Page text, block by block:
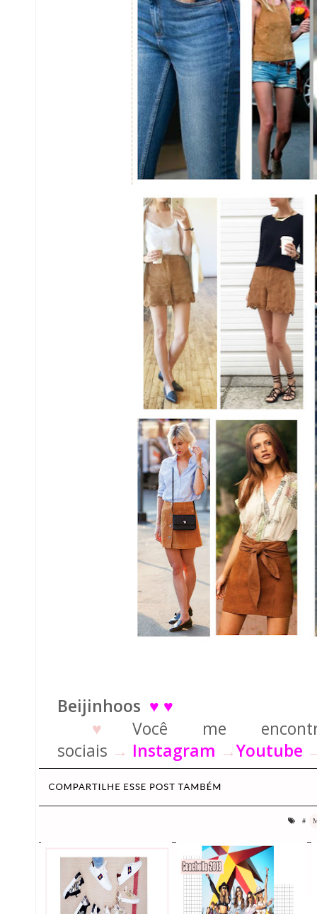
Beijinhoos ♥ ♥
♥ Você me
sociais → Instagram →Youtube
#